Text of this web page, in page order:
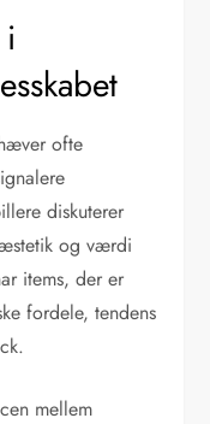
i
ofte
diskuterer
og værdi
items, der er
fordele, tendens
mellem